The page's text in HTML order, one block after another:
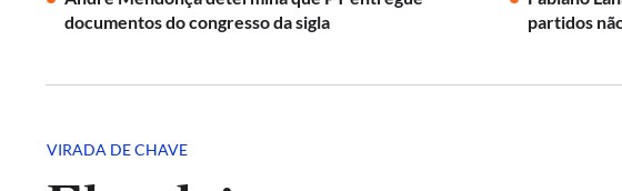
documentos do congresso da sigla
partidos
VIRADA DE CHAVE